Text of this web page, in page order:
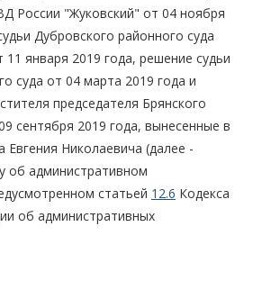
"Жуковский" от 04 ноября
Дубровского районного суда
11 января 2019 года, решение судьи
суда от 04 марта 2019 года и
председателя Брянского
сентября 2019 года, вынесенные в
Николаевича (далее -
об административном
статьей 12.6 Кодекса
об административных